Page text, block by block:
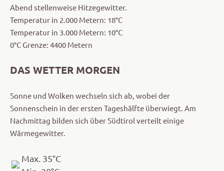
Abend stellenweise Hitzegewitter.
Temperatur in 2.000 Metern: 18°C
Temperatur in 3.000 Metern: 10°C
0°C Grenze: 4400 Metern
DAS WETTER MORGEN
Sonne und Wolken wechseln sich ab, wobei der
Sonnenschein in der ersten Tageshälfte überwiegt. Am
Nachmittag bilden sich über Südtirol verteilt einige
Wärmegewitter.
Max. 35°C